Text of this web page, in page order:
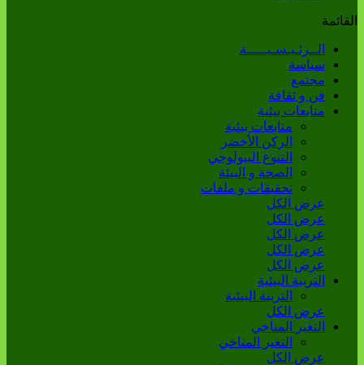
القائمة
الــرئـيـسـيـــــة
سياسة
مجتمع
فن و ثقافة
متابعات بيئية
متابعات بيئية
الركن الأخضر
التنوع البيولوجي
الصحة و البيئة
تحقيقات و ملفات
عرض الكل
عرض الكل
عرض الكل
عرض الكل
عرض الكل
التربية البيئية
التربية البيئية
عرض الكل
التغير المناخي
التغير المناخي
عرض الكل